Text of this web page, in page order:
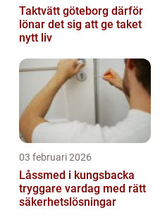
Taktvätt göteborg därför
lönar det sig att ge taket
nytt liv
03 februari 2026
Låssmed i kungsbacka
tryggare vardag med rätt
säkerhetslösningar